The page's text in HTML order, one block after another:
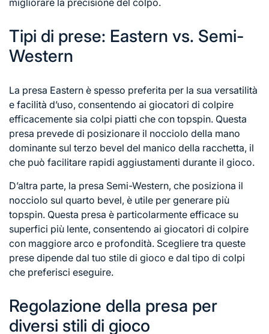
Tipi di prese: Eastern vs. Semi-
Western
La presa Eastern è spesso preferita per la sua versatilità
e facilità d’uso, consentendo ai giocatori di colpire
efficacemente sia colpi piatti che con topspin. Questa
presa prevede di posizionare il nocciolo della mano
dominante sul terzo bevel del manico della racchetta, il
che può facilitare rapidi aggiustamenti durante il gioco.
D’altra parte, la presa Semi-Western, che posiziona il
nocciolo sul quarto bevel, è utile per generare più
topspin. Questa presa è particolarmente efficace su
superfici più lente, consentendo ai giocatori di colpire
con maggiore arco e profondità. Scegliere tra queste
prese dipende dal tuo stile di gioco e dal tipo di colpi
che preferisci eseguire.
Regolazione della presa per
diversi stili di gioco